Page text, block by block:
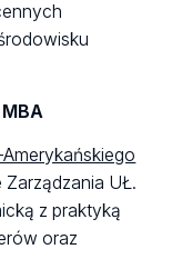
Zarządzania UŁ.
z praktyką
oraz